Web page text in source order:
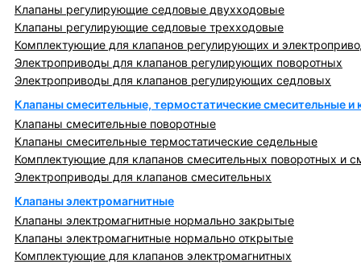
Клапаны регулирующие седловые двухходовые
Клапаны регулирующие седловые трехходовые
Комплектующие для клапанов регулирующих и
Электроприводы для клапанов регулирующих поворотных
Электроприводы для клапанов регулирующих седловых
Клапаны смесительные, термостатические смесительные
Клапаны смесительные поворотные
Клапаны смесительные термостатические седельные
Комплектующие для клапанов смесительных поворотных и
Электроприводы для клапанов смесительных
Клапаны электромагнитные
Клапаны электромагнитные нормально закрытые
Клапаны электромагнитные нормально открытые
Комплектующие для клапанов электромагнитных